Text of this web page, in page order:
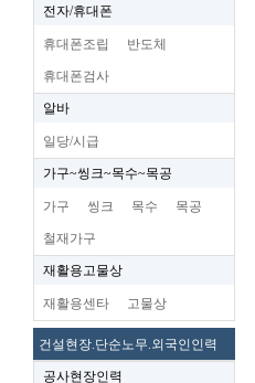
전자/휴대폰
휴대폰조립 반도체
휴대폰검사
알바
일당/시급
가구~씽크~목수~목공
가구 씽크 목수 목공
철재가구
재활용고물상
재활용센타 고물상
건설현장.단순노무.외국인인력
공사현장인력